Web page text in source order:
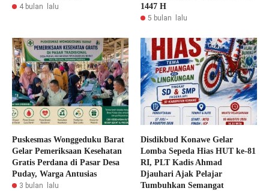
4 bulan lalu
1447 H
5 bulan lalu
Puskesmas Wonggeduku Barat
Gelar Pemeriksaan Kesehatan
Gratis Perdana di Pasar Desa
Puday, Warga Antusias
3 bulan lalu
Disdikbud Konawe Gelar
Lomba Sepeda Hias HUT ke-81
RI, PLT Kadis Ahmad
Djauhari Ajak Pelajar
Tumbuhkan Semangat